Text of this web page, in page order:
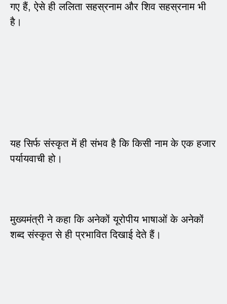
गए हैं, ऐसे ही ललिता सहस्रनाम और शिव सहस्रनाम भी
है।
यह सिर्फ संस्कृत में ही संभव है कि किसी नाम के एक हजार
पर्यायवाची हो।
मुख्यमंत्री ने कहा कि अनेकों यूरोपीय भाषाओं के अनेकों
शब्द संस्कृत से ही प्रभावित दिखाई देते हैं।